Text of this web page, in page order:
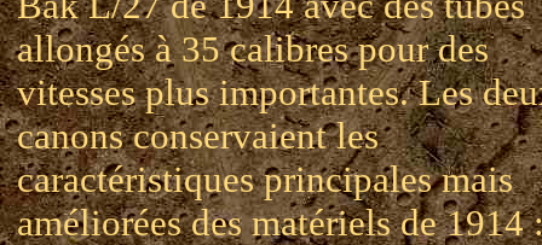
allongés à 35 calibres pour des
vitesses plus importantes. Les
canons conservaient les
caractéristiques principales mais
améliorées des matériels de 1914